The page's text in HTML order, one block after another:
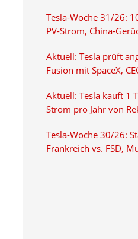
Tesla-Woche 31/26:
PV-Strom, China-
Aktuell: Tesla prüft
Fusion mit SpaceX,
Aktuell: Tesla kauft 1
Strom pro Jahr von
Tesla-Woche 30/26:
Frankreich vs. FSD,